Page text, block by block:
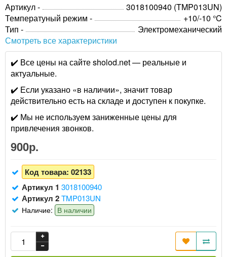
Артикул -
3018100940 (TMP013UN)
Температуный режим -
+10/-10 °C
Тип -
Электромеханический
Смотреть все характеристики
✔️ Все цены на сайте sholod.net — реальные и
актуальные.
✔️ Если указано «в наличии», значит товар
действительно есть на складе и доступен к покупке.
✔️ Мы не используем заниженные цены для
привлечения звонков.
900р.
Код товара: 02133
Артикул 1 3018100940
Артикул 2TMP013UN
Наличие: В наличии